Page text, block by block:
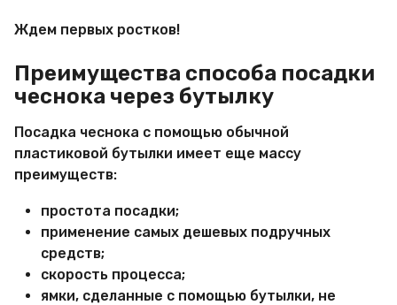
Ждем первых ростков!
Преимущества способа посадки
чеснока через бутылку
Посадка чеснока с помощью обычной
пластиковой бутылки имеет еще массу
преимуществ:
простота посадки;
применение самых дешевых подручных
средств;
скорость процесса;
ямки, сделанные с помощью бутылки, не